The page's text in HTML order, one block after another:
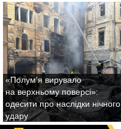
«Полум'я вирувало
на верхньому поверсі»:
одесити про наслідки нічного
удару